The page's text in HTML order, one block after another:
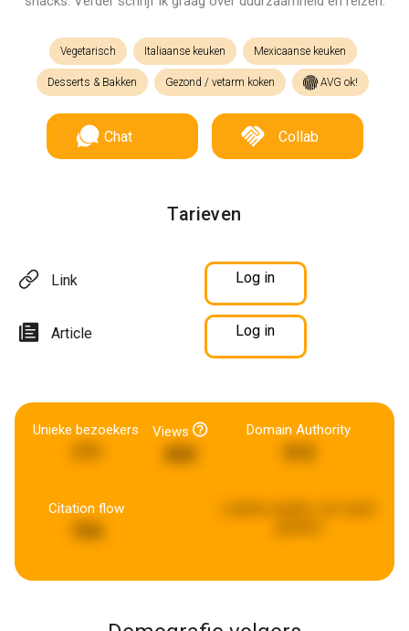
Vegetarisch Italiaanse keuken Mexicaanse keuken
Desserts & Bakken Gezond / vetarm koken AVG ok!
Chat Collab
Tarieven
Link Log in
Article Log in
Unieke bezoekers Views Domain Authority
Citation flow